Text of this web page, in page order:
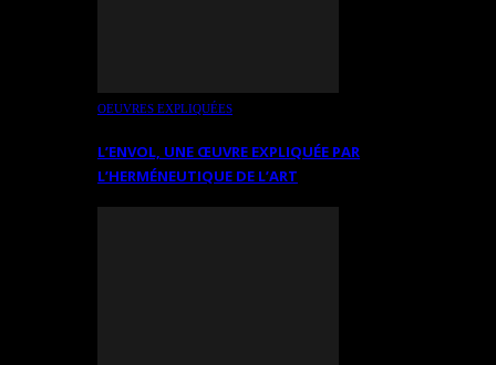
OEUVRES EXPLIQUÉES
L’ENVOL, UNE ŒUVRE EXPLIQUÉE PAR
L’HERMÉNEUTIQUE DE L’ART